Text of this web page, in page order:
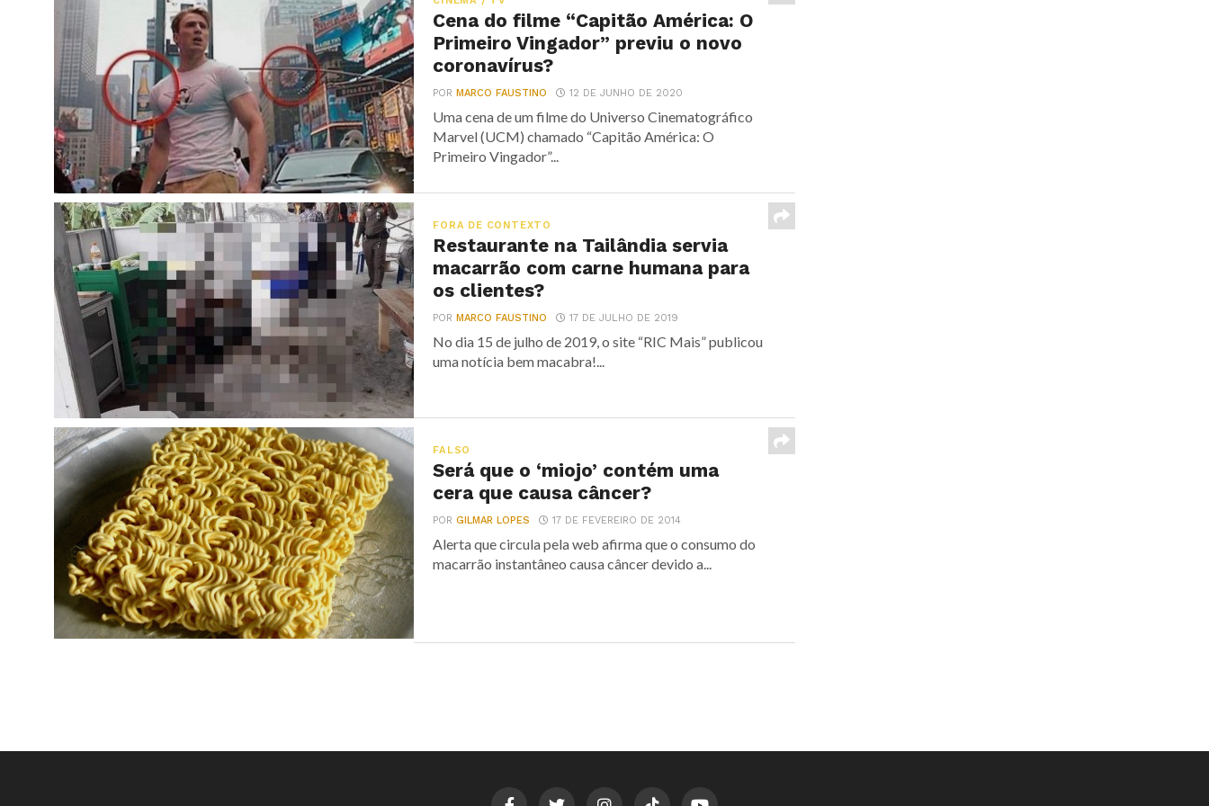
Cena do filme “Capitão América: O
Primeiro Vingador” previu o novo
coronavírus?
PORMARCO FAUSTINO 12 DE JUNHO DE 2020
Uma cena de um filme do Universo Cinematográfico
Marvel (UCM) chamado “Capitão América: O
Primeiro Vingador”...
FORA DE CONTEXTO
Restaurante na Tailândia servia
macarrão com carne humana para
os clientes?
PORMARCO FAUSTINO 17 DE JULHO DE 2019
No dia 15 de julho de 2019, o site “RIC Mais” publicou
uma notícia bem macabra!...
FALSO
Será que o ‘miojo’ contém uma
cera que causa câncer?
PORGILMAR LOPES 17 DE FEVEREIRO DE 2014
Alerta que circula pela web afirma que o consumo do
macarrão instantâneo causa câncer devido a...